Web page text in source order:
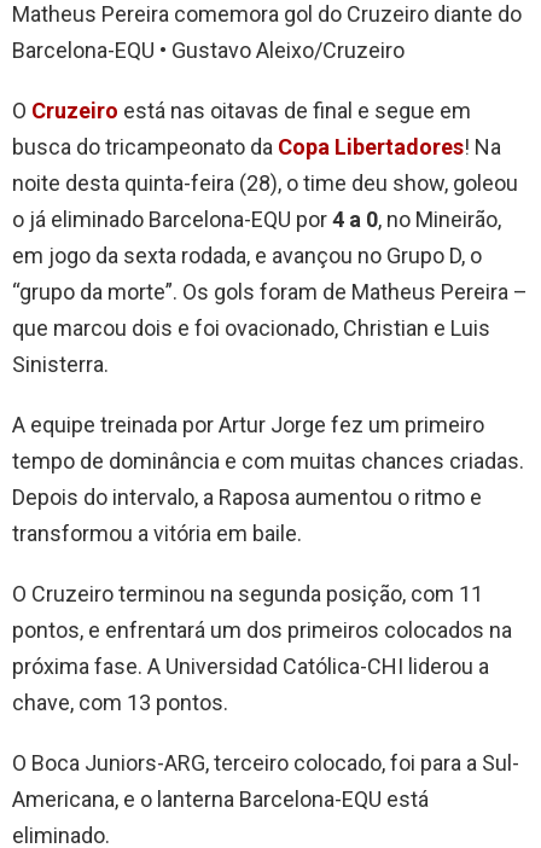
Matheus Pereira comemora gol do Cruzeiro diante do
Barcelona-EQU • Gustavo Aleixo/Cruzeiro
O Cruzeiro está nas oitavas de final e segue em
busca do tricampeonato da Copa Libertadores! Na
noite desta quinta-feira (28), o time deu show, goleou
o já eliminado Barcelona-EQU por4 a 0, no Mineirão,
em jogo da sexta rodada, e avançou no Grupo D, o
“grupo da morte”. Os gols foram de Matheus Pereira –
que marcou dois e foi ovacionado, Christian e Luis
Sinisterra.
A equipe treinada por Artur Jorge fez um primeiro
tempo de dominância e com muitas chances criadas.
Depois do intervalo, a Raposa aumentou o ritmo e
transformou a vitória em baile.
O Cruzeiro terminou na segunda posição, com 11
pontos, e enfrentará um dos primeiros colocados na
próxima fase. A Universidad Católica-CHI liderou a
chave, com 13 pontos.
O Boca Juniors-ARG, terceiro colocado, foi para a Sul-
Americana, e o lanterna Barcelona-EQU está
eliminado.